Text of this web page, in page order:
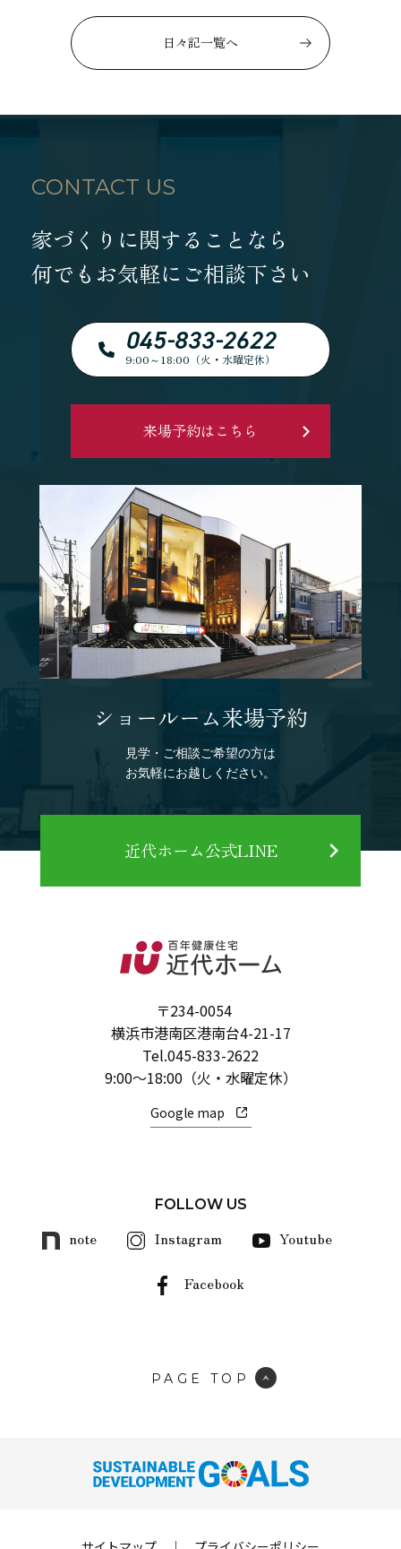
日々記一覧へ
CONTACT US
家づくりに関することなら
何でもお気軽にご相談下さい
045-833-2622
9:00～18:00（火・水曜定休）
来場予約はこちら
ショールーム来場予約
見学・ご相談ご希望の方は
お気軽にお越しください。
近代ホーム公式LINE
〒234-0054
横浜市港南区港南台4-21-17
Tel.045-833-2622
9:00～18:00（火・水曜定休）
Google map
FOLLOW US
note Instagram Youtube
Facebook
PAGE TOP